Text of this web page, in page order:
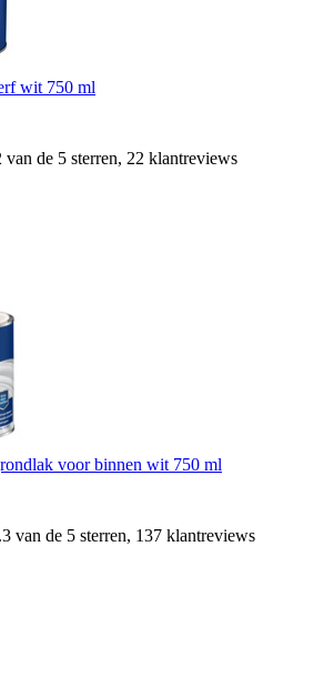
wit 750 ml
van de 5 sterren, 22 klantreviews
voor binnen wit 750 ml
van de 5 sterren, 137 klantreviews